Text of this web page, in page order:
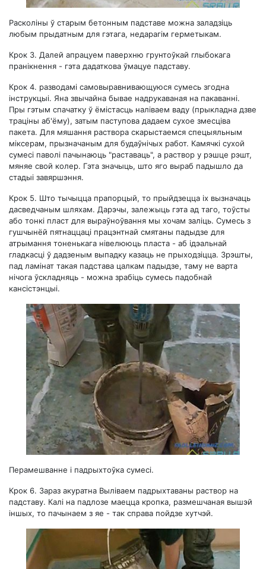
Расколіны ў старым бетонным падставе можна заладзіць
любым прыдатным для гэтага, недарагім герметыкам.
Крок 3. Далей апрацуем паверхню грунтоўкай глыбокага
пранікнення - гэта дадаткова ўмацуе падставу.
Крок 4. разводамі самовыравнивающуюся сумесь згодна
інструкцыі. Яна звычайна бывае надрукаваная на пакаванні.
Пры гэтым спачатку ў ёмістасць наліваем ваду (прыкладна дзве
траціны аб'ёму), затым паступова дадаем сухое змесціва
пакета. Для мяшання раствора скарыстаемся спецыяльным
міксерам, прызначаным для будаўнічых работ. Камячкі сухой
сумесі паволі пачынаюць "раставаць", а раствор у рэшце рэшт,
мяняе свой колер. Гэта значыць, што яго выраб падышло да
стадыі завяршэння.
Крок 5. Што тычыцца прапорцый, то прыйдзецца іх вызначаць
дасведчаным шляхам. Дарэчы, залежыць гэта ад таго, тоўсты
або тонкі пласт для выраўноўвання мы хочам заліць. Сумесь з
гушчынёй пятнаццаці працэнтнай смятаны падыдзе для
атрымання тоненькага нівелююць пласта - аб ідэальнай
гладкасці ў дадзеным выпадку казаць не прыходзіцца. Зрэшты,
пад ламінат такая падстава цалкам падыдзе, таму не варта
нічога ўскладняць - можна зрабіць сумесь падобнай
кансістэнцыі.
Перамешванне і падрыхтоўка сумесі.
Крок 6. Зараз акуратна Выліваем падрыхтаваны раствор на
падставу. Калі на падлозе маецца кропка, размешчаная вышэй
іншых, то пачынаем з яе - так справа пойдзе хутчэй.